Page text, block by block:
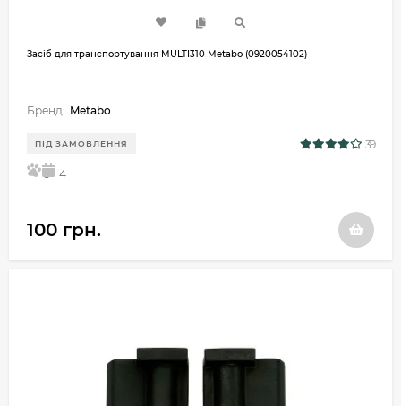
Засіб для транспортування MULTI310 Metabo (0920054102)
Бренд: Metabo
ПІД ЗАМОВЛЕННЯ 39
5 4
100 грн.